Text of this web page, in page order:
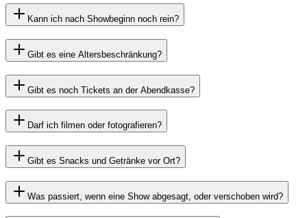
Kann ich nach Showbeginn noch rein?
Gibt es eine Altersbeschränkung?
Gibt es noch Tickets an der Abendkasse?
Darf ich filmen oder fotografieren?
Gibt es Snacks und Getränke vor Ort?
Was passiert, wenn eine Show abgesagt, oder verschoben wird?